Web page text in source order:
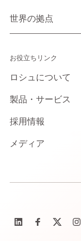
世界の拠点
お役立ちリンク
ロシュについて
製品・サービス
採用情報
メディア